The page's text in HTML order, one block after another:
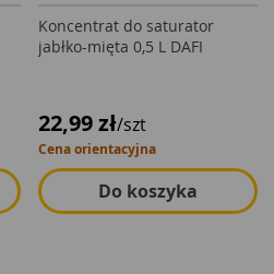
Koncentrat do saturator
jabłko-mięta 0,5 L DAFI
22,99 zł/szt
Cena orientacyjna
Do koszyka